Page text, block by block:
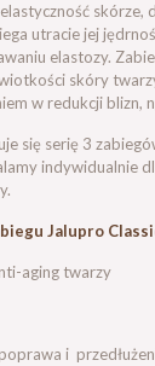
skórze,
utracie jej
elastozy.
skóry
w redukcji blizn,
się serię 3
indywidualnie
Jalupro
aging twarzy
i